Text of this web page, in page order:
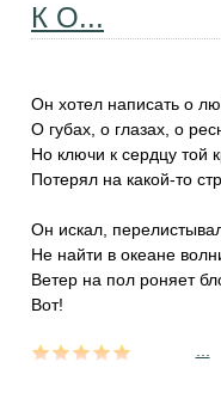
К О...
Он хотел написать о
О губах, о глазах, о
Но ключи к сердцу той
Потерял на какой-то
Он искал,
Не найти в океане
Ветер на пол роняет
Вот!